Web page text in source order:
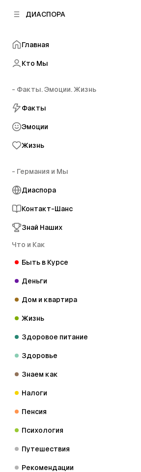
ДИАСПОРА
Главная
Кто Мы
- Факты. Эмоции. Жизнь
Факты
Эмоции
Жизнь
- Германия и Мы
Диаспора
Контакт-Шанс
Знай Наших
Что и Как
Быть в Курсе
Деньги
Дом и квартира
Жизнь
Здоровое питание
Здоровье
Знаем как
Налоги
Пенсия
Психология
Путешествия
Рекомендации